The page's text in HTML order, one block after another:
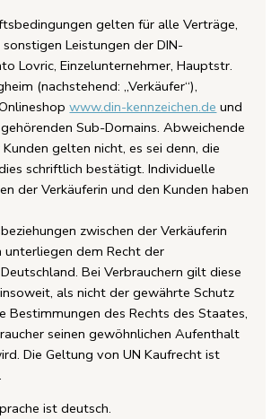
gelten für alle Verträge,
Leistungen der DIN-
Lovric, Einzelunternehmer, Hauptstr.
(nachstehend: „Verkäufer“),
www.din-kennzeichen.de und
Sub-Domains. Abweichende
gelten nicht, es sei denn, die
schriftlich bestätigt. Individuelle
der Verkäuferin und den Kunden haben
zwischen der Verkäuferin
unterliegen dem Recht der
Bei Verbrauchern gilt diese
als nicht der gewährte Schutz
Bestimmungen des Rechts des Staates,
seinen gewöhnlichen Aufenthalt
Die Geltung von UN Kaufrecht ist
ist deutsch.